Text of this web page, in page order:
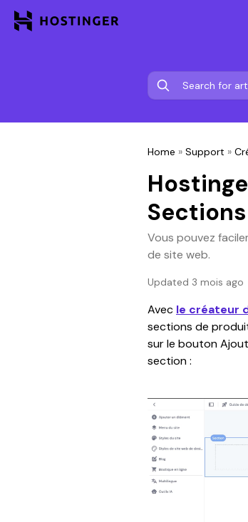
Home » Support »
Vous pouvez
de site web.
Updated 3 mois ago
Avec le créateur
sections de
sur le bouton
section :